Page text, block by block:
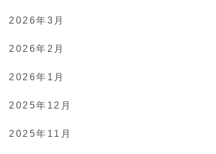
2026年3月
2026年2月
2026年1月
2025年12月
2025年11月